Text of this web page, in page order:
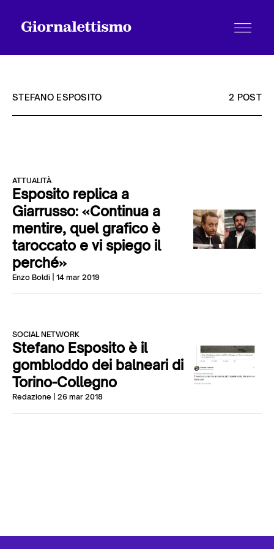
Chi siamo
Contatti
STEFANO ESPOSITO 2 POST
ATTUALITÀ
Esposito replica a
Giarrusso: «Continua a
mentire, quel grafico è
taroccato e vi spiego il
perché»
Enzo Boldi | 14 mar 2019
SOCIAL NETWORK
Stefano Esposito è il
gombloddo dei balneari di
Torino-Collegno
Redazione | 26 mar 2018